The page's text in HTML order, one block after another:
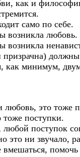
как и
само по себе.
возникла любовь.
возникла
должны
как минимум,
любовь, это тоже
поступки.
поступок
это ни звучало,
вмешаться,